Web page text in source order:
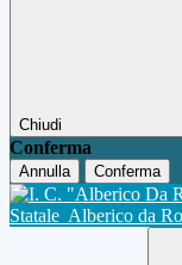
Chiudi
Conferma
Annulla Conferma
Statale Alberico da